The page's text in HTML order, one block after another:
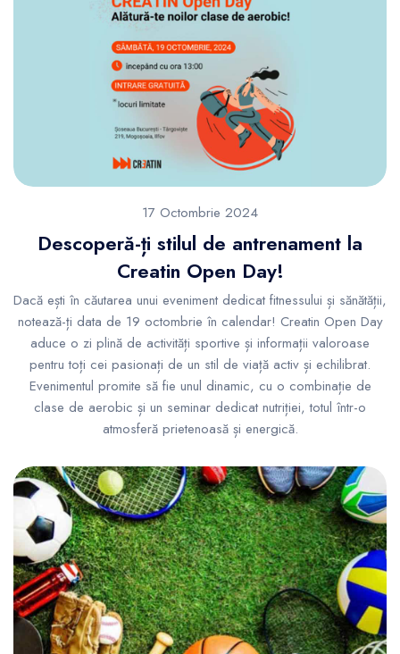
17 Octombrie 2024
Descoperă-ți stilul de antrenament la
Creatin Open Day!
Dacă ești în căutarea unui eveniment dedicat fitnessului și sănătății,
notează-ți data de 19 octombrie în calendar! Creatin Open Day
aduce o zi plină de activități sportive și informații valoroase
pentru toți cei pasionați de un stil de viață activ și echilibrat.
Evenimentul promite să fie unul dinamic, cu o combinație de
clase de aerobic și un seminar dedicat nutriției, totul într-o
atmosferă prietenoasă și energică.